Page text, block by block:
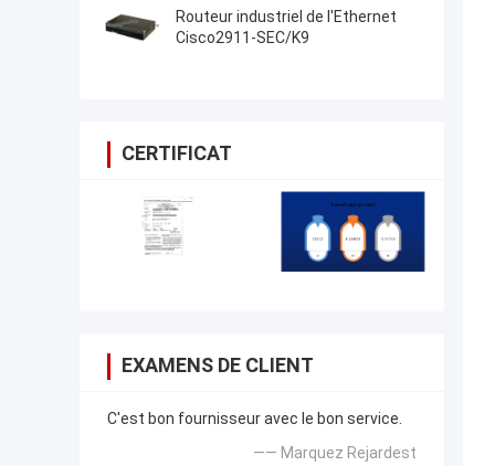
Routeur industriel de l'Ethernet
Cisco2911-SEC/K9
CERTIFICAT
EXAMENS DE CLIENT
C'est bon fournisseur avec le bon service.
—— Marquez Rejardest